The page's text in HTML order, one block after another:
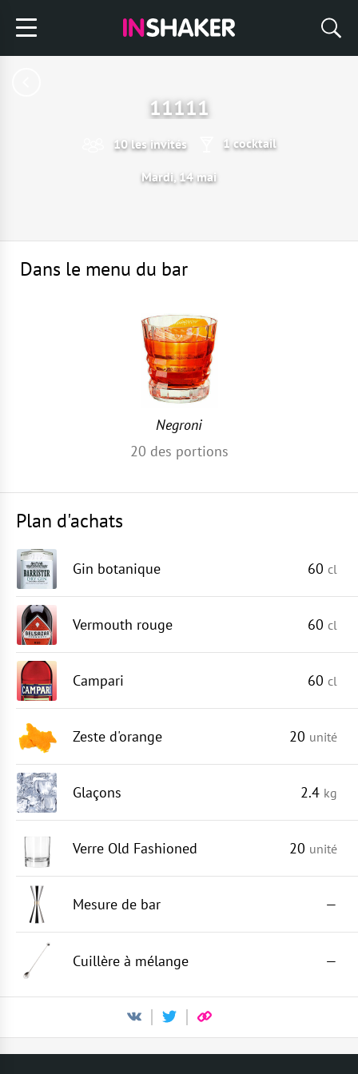
11111
10 les invités 1 cocktail
Mardi, 14 mai
Dans le menu du bar
Negroni
20 des portions
Plan d'achats
Gin botanique 60 cl
Vermouth rouge 60 cl
Campari 60 cl
Zeste d'orange 20 unité
Glaçons 2.4 kg
Verre Old Fashioned 20 unité
Mesure de bar —
Cuillère à mélange —